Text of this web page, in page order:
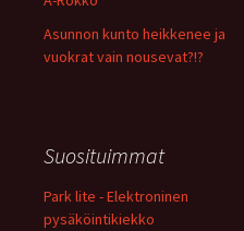
Asunnon kunto heikkenee ja
vuokrat vain nousevat?!?
Suosituimmat
Park lite - Elektroninen
pysäköintikiekko